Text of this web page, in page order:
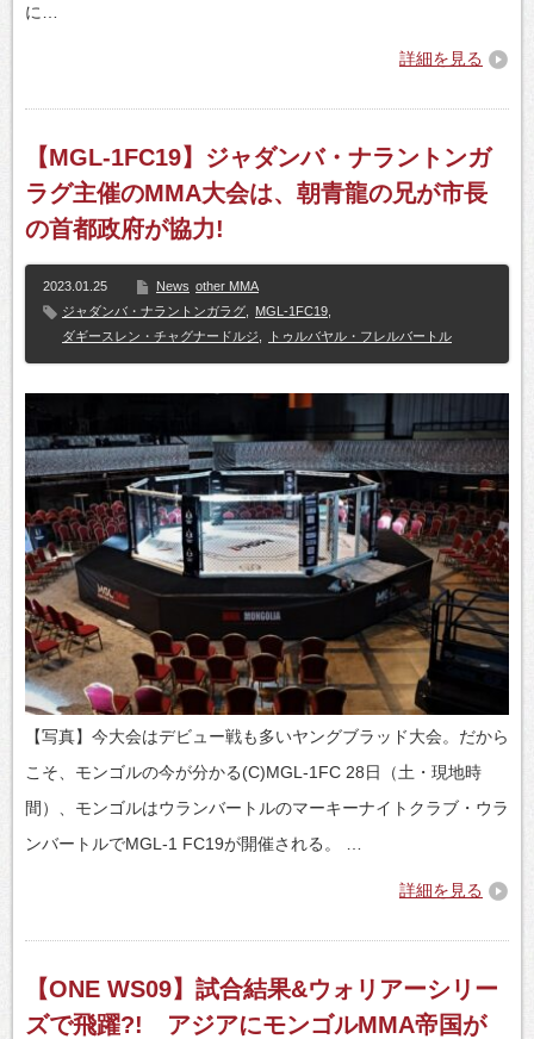
に…
詳細を見る
【MGL-1FC19】ジャダンバ・ナラントンガ
ラグ主催のMMA大会は、朝青龍の兄が市長
の首都政府が協力!
2023.01.25 News other MMA
ジャダンバ・ナラントンガラグ
MGL-1FC19
ダギースレン・チャグナードルジ
トゥルバヤル・フレルバートル
【写真】今大会はデビュー戦も多いヤングブラッド大会。だから
こそ、モンゴルの今が分かる(C)MGL-1FC 28日（土・現地時
間）、モンゴルはウランバートルのマーキーナイトクラブ・ウラ
ンバートルでMGL-1 FC19が開催される。 …
詳細を見る
【ONE WS09】試合結果&ウォリアーシリー
ズで飛躍?! アジアにモンゴルMMA帝国が